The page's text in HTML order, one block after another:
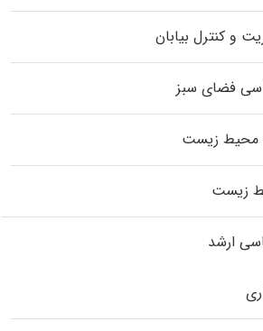
و کنترل بیابان
فضای سبز
محیط‌ زیست
زیست
ارشد